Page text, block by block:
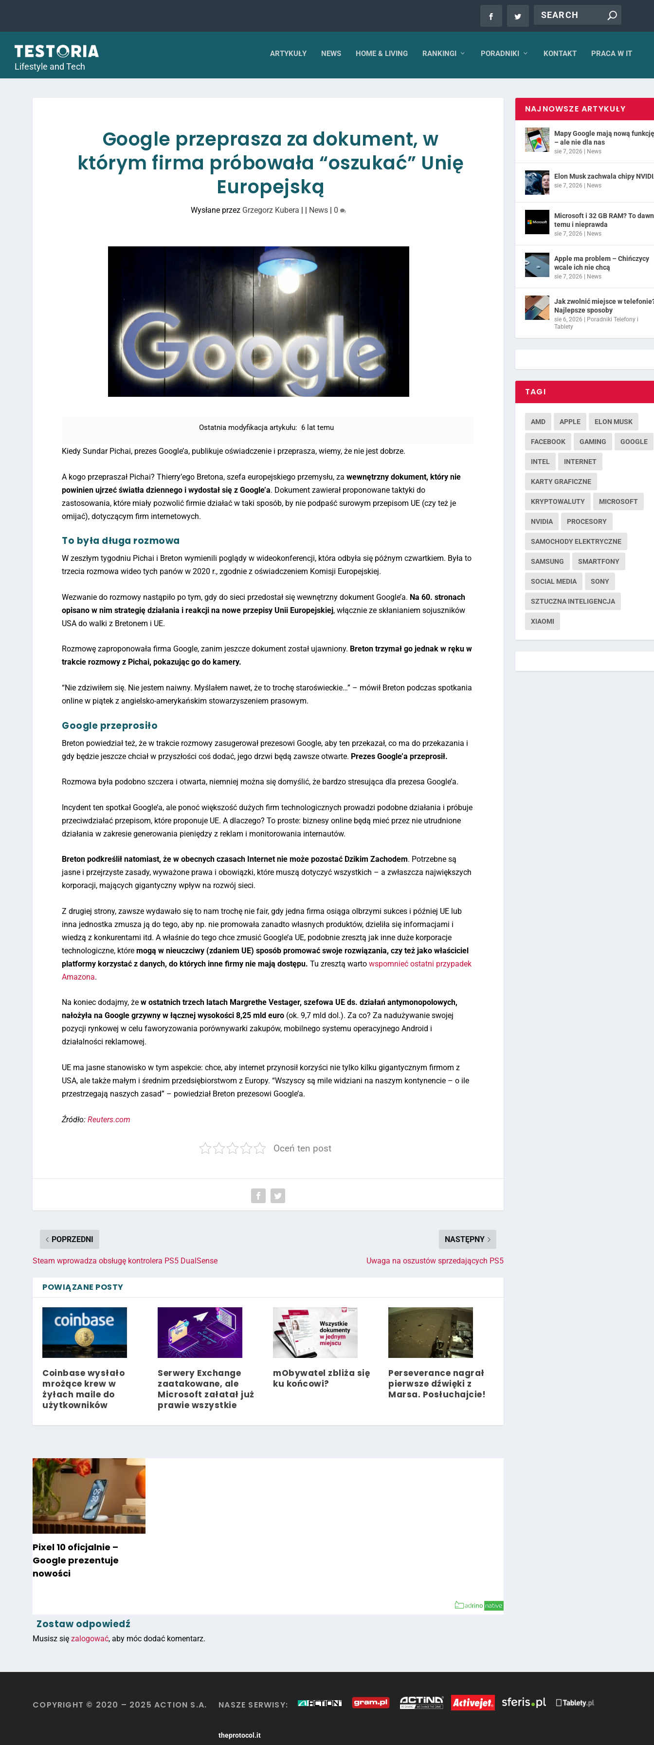
Lifestyle and Tech
ARTYKUŁY NEWS HOME & LIVING RANKINGI PORADNIKI KONTAKT PRACA W IT
Google przeprasza za dokument, w
którym firma próbowała “oszukać” Unię
Europejską
Wysłane przez Grzegorz Kubera | | News| 0
Ostatnia modyfikacja artykułu: 6 lat temu
Kiedy Sundar Pichai, prezes Google’a, publikuje oświadczenie i przeprasza, wiemy, że nie jest dobrze.
A kogo przepraszał Pichai? Thierry’ego Bretona, szefa europejskiego przemysłu, zawewnętrzny dokument, który nie
powinien ujrzeć światła dziennego i wydostał się z Google’a. Dokument zawierał proponowane taktyki do
zastosowania, które miały pozwolić firmie działać w taki sposób, by nie podpaść surowym przepisom UE (czy też je
omijać), dotyczącym firm internetowych.
To była długa rozmowa
W zeszłym tygodniu Pichai i Breton wymienili poglądy w wideokonferencji, która odbyła się późnym czwartkiem. Była to
trzecia rozmowa wideo tych panów w 2020 r., zgodnie z oświadczeniem Komisji Europejskiej.
Wezwanie do rozmowy nastąpiło po tym, gdy do sieci przedostał się wewnętrzny dokument Google’a. Na 60. stronach
opisano w nim strategię działania i reakcji na nowe przepisy Unii Europejskiej, włącznie ze skłanianiem sojuszników
USA do walki z Bretonem i UE.
Rozmowę zaproponowała firma Google, zanim jeszcze dokument został ujawniony. Breton trzymał go jednak w ręku w
trakcie rozmowy z Pichai, pokazując go do kamery.
“Nie zdziwiłem się. Nie jestem naiwny. Myślałem nawet, że to trochę staroświeckie…” – mówił Breton podczas spotkania
online w piątek z angielsko-amerykańskim stowarzyszeniem prasowym.
Google przeprosiło
Breton powiedział też, że w trakcie rozmowy zasugerował prezesowi Google, aby ten przekazał, co ma do przekazania i
gdy będzie jeszcze chciał w przyszłości coś dodać, jego drzwi będą zawsze otwarte. Prezes Google’a przeprosił.
Rozmowa była podobno szczera i otwarta, niemniej można się domyślić, że bardzo stresująca dla prezesa Google’a.
Incydent ten spotkał Google’a, ale ponoć większość dużych firm technologicznych prowadzi podobne działania i próbuje
przeciwdziałać przepisom, które proponuje UE. A dlaczego? To proste: biznesy online będą mieć przez nie utrudnione
działania w zakresie generowania pieniędzy z reklam i monitorowania internautów.
Breton podkreślił natomiast, że w obecnych czasach Internet nie może pozostać Dzikim Zachodem. Potrzebne są
jasne i przejrzyste zasady, wyważone prawa i obowiązki, które muszą dotyczyć wszystkich – a zwłaszcza największych
korporacji, mających gigantyczny wpływ na rozwój sieci.
Z drugiej strony, zawsze wydawało się to nam trochę nie fair, gdy jedna firma osiąga olbrzymi sukces i później UE lub
inna jednostka zmusza ją do tego, aby np. nie promowała zanadto własnych produktów, dzieliła się informacjami i
wiedzą z konkurentami itd. A właśnie do tego chce zmusić Google’a UE, podobnie zresztą jak inne duże korporacje
technologiczne, któremogą w nieuczciwy (zdaniem UE) sposób promować swoje rozwiązania, czy też jako właściciel
platformy korzystać z danych, do których inne firmy nie mają dostępu.Tu zresztą wartowspomnieć ostatni przypadek
Amazona.
Na koniec dodajmy, żew ostatnich trzech latach Margrethe Vestager, szefowa UE ds. działań antymonopolowych,
nałożyła na Google grzywny w łącznej wysokości 8,25 mld euro (ok. 9,7 mld dol.). Za co? Za nadużywanie swojej
pozycji rynkowej w celu faworyzowania porównywarki zakupów, mobilnego systemu operacyjnego Android i
działalności reklamowej.
UE ma jasne stanowisko w tym aspekcie: chce, aby internet przynosił korzyści nie tylko kilku gigantycznym firmom z
USA, ale także małym i średnim przedsiębiorstwom z Europy. “Wszyscy są mile widziani na naszym kontynencie – o ile
przestrzegają naszych zasad” – powiedział Breton prezesowi Google’a.
Źródło:Reuters.com
Oceń ten post
POPRZEDNI
Steam wprowadza obsługę kontrolera PS5 DualSense
NASTĘPNY
Uwaga na oszustów sprzedających PS5
POWIĄZANE POSTY
Coinbase wysłało
mrożące krew w
żyłach maile do
użytkowników
Serwery Exchange
zaatakowane, ale
Microsoft załatał już
prawie wszystkie
mObywatel zbliża się
ku końcowi?
Perseverance nagrał
pierwsze dźwięki z
Marsa. Posłuchajcie!
Pixel 10 oficjalnie –
Google prezentuje
nowości
Zostaw odpowiedź
Musisz sięzalogować, aby móc dodać komentarz.
NAJNOWSZE ARTYKUŁY
Mapy Google mają nową funkcję
– ale nie dla nas
sie 7, 2026 | News
Elon Musk zachwala chipy
sie 7, 2026 | News
Microsoft i 32 GB RAM? To
temu i nieprawda
sie 7, 2026 | News
Apple ma problem – Chińczycy
wcale ich nie chcą
sie 7, 2026 | News
Jak zwolnić miejsce w
Najlepsze sposoby
sie 6, 2026 | Poradniki Telefony i
Tablety
TAGI
AMD APPLE ELON MUSK
FACEBOOK GAMING GOOGLE
INTEL INTERNET
KARTY GRAFICZNE
KRYPTOWALUTY MICROSOFT
NVIDIA PROCESORY
SAMOCHODY ELEKTRYCZNE
SAMSUNG SMARTFONY
SOCIAL MEDIA SONY
SZTUCZNA INTELIGENCJA
XIAOMI
COPYRIGHT © 2020 – 2025 ACTION S.A. NASZE SERWISY:
theprotocol.it